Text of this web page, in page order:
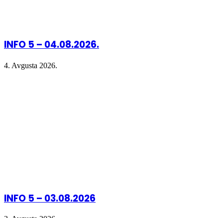
INFO 5 – 04.08.2026.
4. Avgusta 2026.
INFO 5 – 03.08.2026